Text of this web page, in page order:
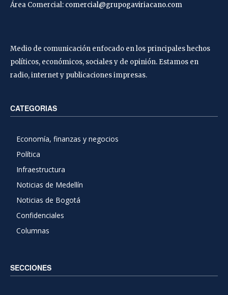
Área Comercial: comercial@grupogaviriacano.com
Medio de comunicación enfocado en los principales hechos
políticos, económicos, sociales y de opinión. Estamos en
radio, internet y publicaciones impresas.
CATEGORIAS
Economía, finanzas y negocios
Política
Infraestructura
Noticias de Medellín
Noticias de Bogotá
Confidenciales
Columnas
SECCIONES